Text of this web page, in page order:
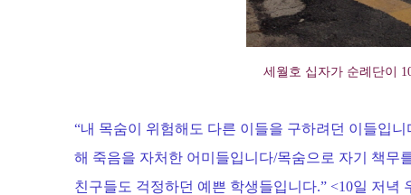
세월호 십자가 순례단이
“내 목숨이 위험해도 다른 이들을 구하려던 이들입
해 죽음을 자처한 어미들입니다/목숨으로 자기 책무
친구들도 걱정하던 예쁜 학생들입니다.” <10일 저